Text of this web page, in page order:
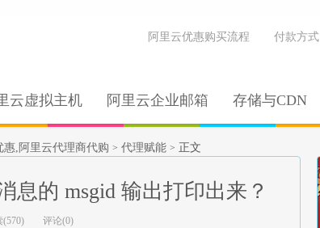
云虚拟主机 阿里云企业邮箱 存储与CDN
阿里云优惠购买流程 付款方式
,阿里云代理商代购 > 代理赋能 > 正文
息的 msgid 输出打印出来？
(570) 评论(0)